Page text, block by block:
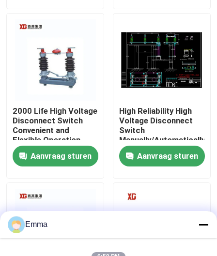
Fabrieksreis
Contacteer ons
Verzoek om een Citaat
SF6 de Schakelaar van de ladingsonderbreking
Het Mechanisme van de machtsdistributie
2000 Life High Voltage
Disconnect Switch
Convenient and
Flexible Operation
Aanvraag sturen
High Reliability High
Voltage Disconnect
Switch
Manually/Automatically
Operated 3 Units for 1
Set EXW Trade Terms
Aanvraag sturen
Emma